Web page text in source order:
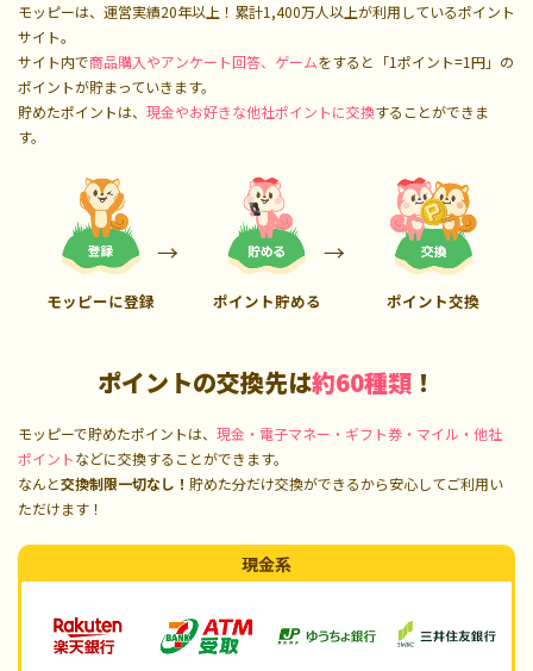
モッピーは、運営実績20年以上！累計1,400万人以上が利用しているポイント
サイト。
サイト内で商品購入やアンケート回答、ゲームをすると「1ポイント=1円」の
ポイントが貯まっていきます。
貯めたポイントは、 現金やお好きな他社ポイントに交換することができま
す。
モッピーに登録 ポイント貯める ポイント交換
ポイントの交換先は約60種類 ！
モッピーで貯めたポイントは、 現金・電子マネー・ギフト券・マイル・他社
ポイントなどに交換することができます。
なんと交換制限一切なし！ 貯めた分だけ交換ができるから安心してご利用い
ただけます！
現金系